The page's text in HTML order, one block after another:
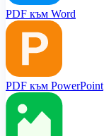
PDF към Word
PDF към PowerPoint